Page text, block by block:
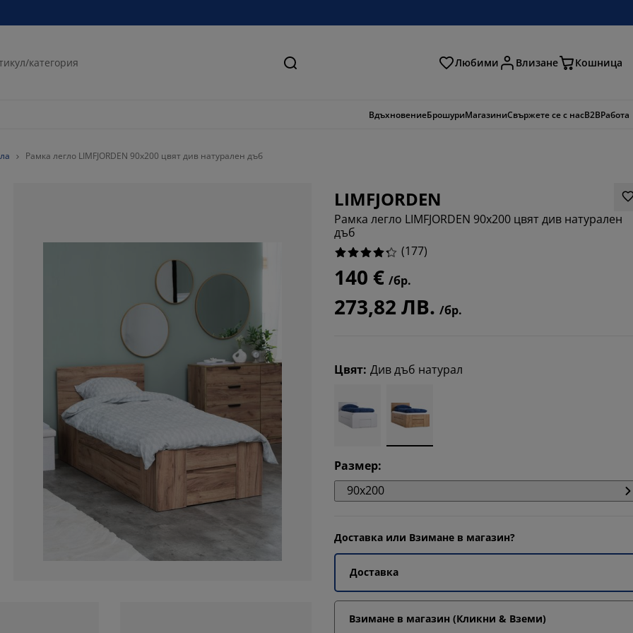
Търсене Любими Влизане Кошница
ВдъхновениеБрошуриМагазиниСвържете се с насB2BРабота
Рамка легло LIMFJORDEN 90x200 цвят див натурален дъб
LIMFJORDEN
Рамка легло LIMFJORDEN 90x200 цвят див натурален
дъб
(177)
140 € /бр.
273,82 ЛВ. /бр.
Цвят: Див дъб натурал
Размер:
90x200
Доставка или Взимане в магазин?
Доставка
Взимане в магазин (Кликни & Вземи)
67.79661016949152%
13.559322033898304%
7.344632768361582%
3.389830508474576%
7.909604519774012%